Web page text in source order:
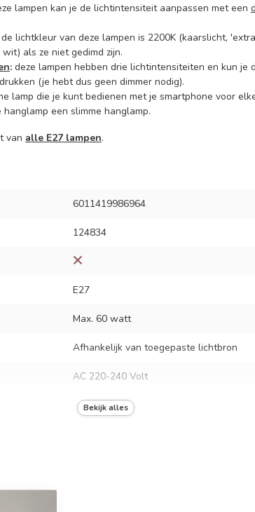
lampen kan je de lichtintensiteit aanpassen met een
de lichtkleur van deze lampen is 2200K (kaarslicht,
als ze niet gedimd zijn.
: deze lampen hebben drie lichtintensiteiten en kun je
(je hebt dus geen dimmer nodig).
lamp die je kunt bedienen met je smartphone voor
een slimme hanglamp.
van alle E27 lampen.
6011419986964
124834
E27
Max. 60 watt
Afhankelijk van toegepaste lichtbron
AC 220-240 Volt
50/60 Hz
Bekijk alles